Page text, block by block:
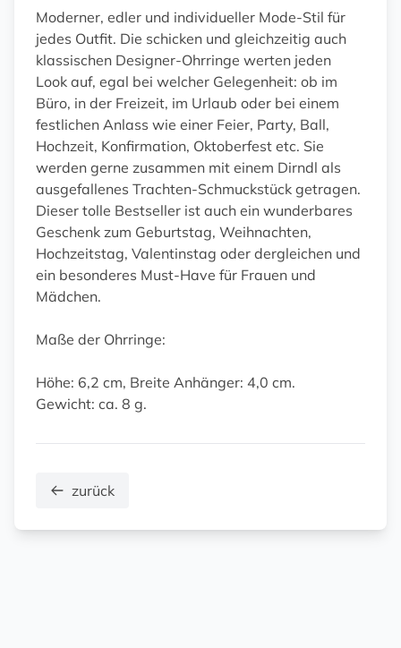
Moderner, edler und individueller Mode-Stil für
jedes Outfit. Die schicken und gleichzeitig auch
klassischen Designer-Ohrringe werten jeden
Look auf, egal bei welcher Gelegenheit: ob im
Büro, in der Freizeit, im Urlaub oder bei einem
festlichen Anlass wie einer Feier, Party, Ball,
Hochzeit, Konfirmation, Oktoberfest etc. Sie
werden gerne zusammen mit einem Dirndl als
ausgefallenes Trachten-Schmuckstück getragen.
Dieser tolle Bestseller ist auch ein wunderbares
Geschenk zum Geburtstag, Weihnachten,
Hochzeitstag, Valentinstag oder dergleichen und
ein besonderes Must-Have für Frauen und
Mädchen.
Maße der Ohrringe:
Höhe: 6,2 cm, Breite Anhänger: 4,0 cm.
Gewicht: ca. 8 g.
zurück